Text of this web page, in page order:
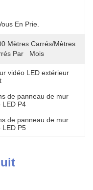
En Prie.
Mètres Carrés/mètres
Par   Mois
vidéo LED extérieur
de panneau de mur
LED P4
de panneau de mur
LED P5